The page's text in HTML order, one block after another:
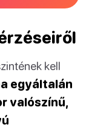
kell
egyáltalán
valószínű,